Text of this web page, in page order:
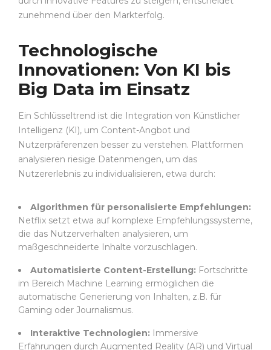
zunehmend über den Markterfolg.
Technologische
Innovationen: Von KI bis
Big Data im Einsatz
Ein Schlüsseltrend ist die Integration von Künstlicher
Intelligenz (KI), um Content-Angbot und
Nutzerpräferenzen besser zu verstehen. Plattformen
analysieren riesige Datenmengen, um das
Nutzererlebnis zu individualisieren, etwa durch:
Algorithmen für personalisierte Empfehlungen:
Netflix setzt etwa auf komplexe Empfehlungssysteme,
die das Nutzerverhalten analysieren, um
maßgeschneiderte Inhalte vorzuschlagen.
Automatisierte Content-Erstellung: Fortschritte
im Bereich Machine Learning ermöglichen die
automatische Generierung von Inhalten, z.B. für
Gaming oder Journalismus.
Interaktive Technologien: Immersive
Erfahrungen durch Augmented Reality (AR) und Virtual